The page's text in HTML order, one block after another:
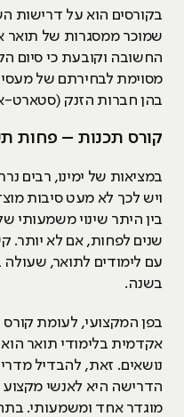
בקורסים הוא על דרישות
שמוכר ממסגרות של תואר
החשובה וקובעת כי סיום
מסוימת לבחירתם של
בהן חברות הזנק (סטארט-
קורס תכנות – פחות
במציאות של ימינו, רבים
ויש לכך לא מעט סיבות
בין היתר שינוי משמעותי
שנים לפחות, אם לא
עם לימודים לתואר,
בשנה.
אקדמית בלימודי תואר
נושאים. זאת, להבדיל
הדרישה היא לאנשי
מוגדר אחד ומשמעותי.